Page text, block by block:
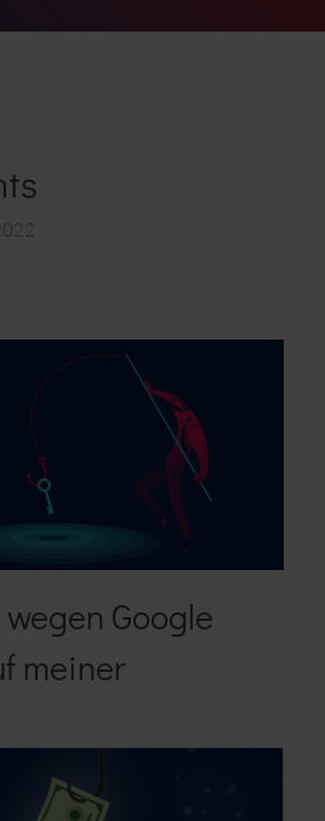
Google
meiner